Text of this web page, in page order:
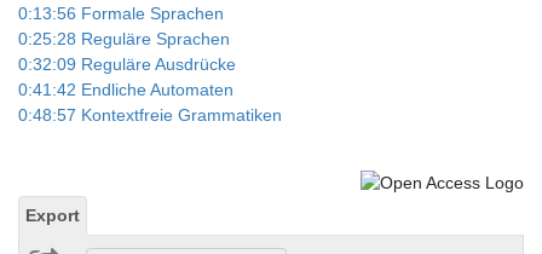
0:13:56 Formale Sprachen
0:25:28 Reguläre Sprachen
0:32:09 Reguläre Ausdrücke
0:41:42 Endliche Automaten
0:48:57 Kontextfreie Grammatiken
Export